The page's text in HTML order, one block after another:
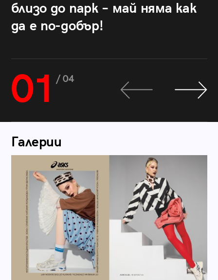
близо до парк – май няма как
да е по-добър!
01 / 04
Галерии